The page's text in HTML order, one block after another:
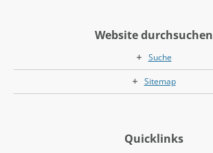
Website durchsuchen
Suche
Sitemap
Quicklinks